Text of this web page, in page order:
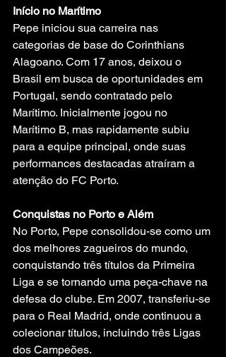
Início no Marítimo
Pepe iniciou sua carreira nas
categorias de base do Corinthians
Alagoano. Com 17 anos, deixou o
Brasil em busca de oportunidades em
Portugal, sendo contratado pelo
Marítimo. Inicialmente jogou no
Marítimo B, mas rapidamente subiu
para a equipe principal, onde suas
performances destacadas atraíram a
atenção do FC Porto.
Conquistas no Porto e Além
No Porto, Pepe consolidou-se como um
dos melhores zagueiros do mundo,
conquistando três títulos da Primeira
Liga e se tornando uma peça-chave na
defesa do clube. Em 2007, transferiu-se
para o Real Madrid, onde continuou a
colecionar títulos, incluindo três Ligas
dos Campeões.